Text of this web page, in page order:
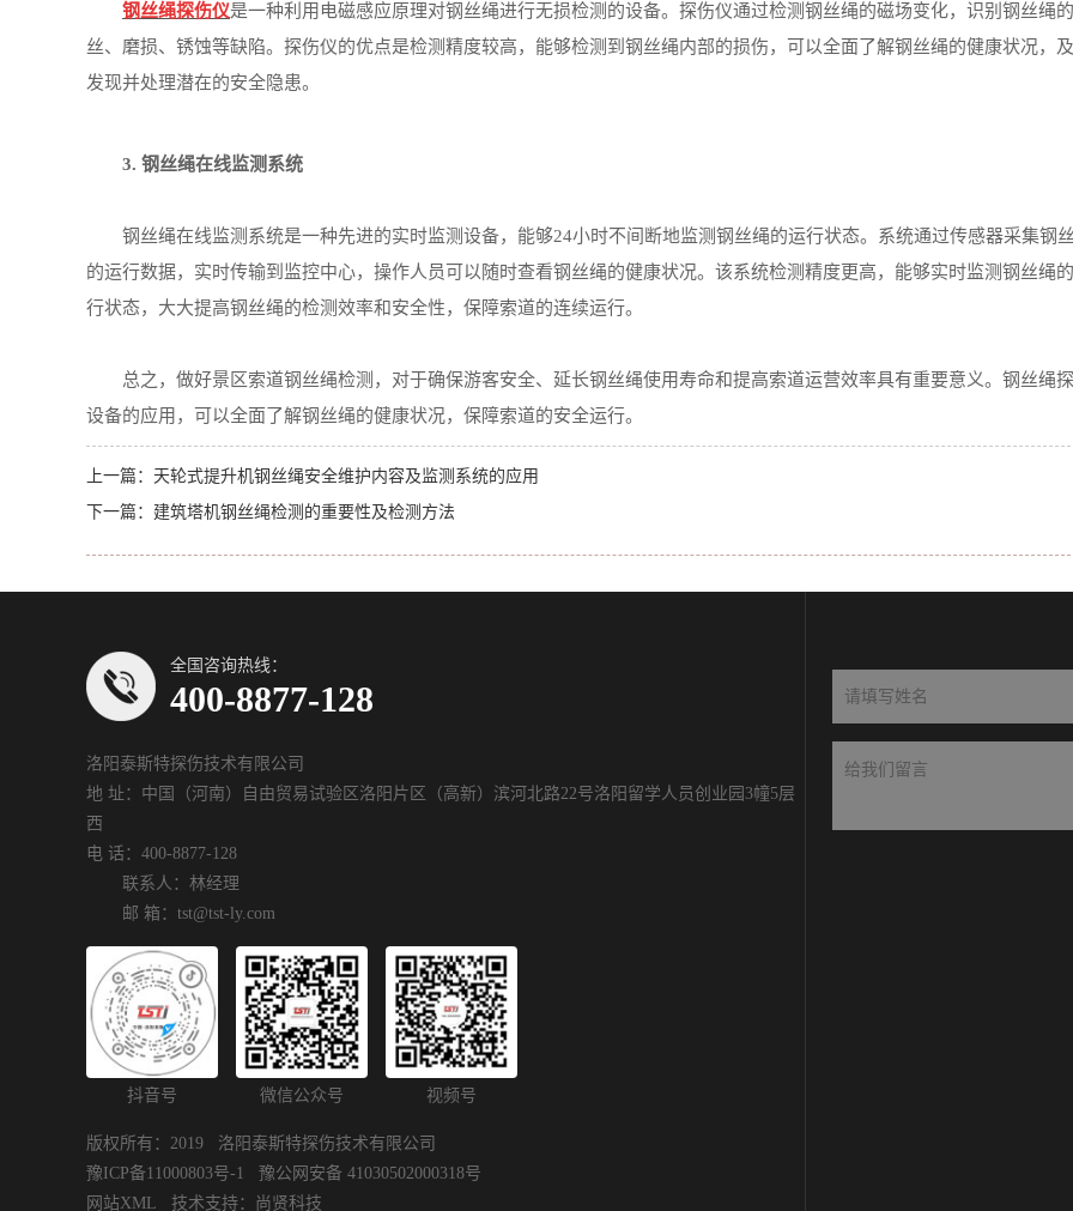
钢丝绳探伤仪是一种利用电磁感应原理对钢丝绳进行无损检测的设备。探伤仪通过检测钢丝绳的磁场变化，识别钢丝绳
丝、磨损、锈蚀等缺陷。探伤仪的优点是检测精度较高，能够检测到钢丝绳内部的损伤，可以全面了解钢丝绳的健康状况，
发现并处理潜在的安全隐患。
3. 钢丝绳在线监测系统
钢丝绳在线监测系统是一种先进的实时监测设备，能够24小时不间断地监测钢丝绳的运行状态。系统通过传感器采集钢
的运行数据，实时传输到监控中心，操作人员可以随时查看钢丝绳的健康状况。该系统检测精度更高，能够实时监测钢丝绳
行状态，大大提高钢丝绳的检测效率和安全性，保障索道的连续运行。
总之，做好景区索道钢丝绳检测，对于确保游客安全、延长钢丝绳使用寿命和提高索道运营效率具有重要意义。钢丝绳
设备的应用，可以全面了解钢丝绳的健康状况，保障索道的安全运行。
上一篇： 天轮式提升机钢丝绳安全维护内容及监测系统的应用
下一篇： 建筑塔机钢丝绳检测的重要性及检测方法
全国咨询热线：
400-8877-128
洛阳泰斯特探伤技术有限公司
地 址：中国（河南）自由贸易试验区洛阳片区（高新）滨河北路22号洛阳留学人员创业园3幢5层
西
电 话：400-8877-128
联系人：林经理
邮 箱：tst@tst-ly.com
抖音号 微信公众号 视频号
版权所有：2019 洛阳泰斯特探伤技术有限公司
豫ICP备11000803号-1
豫公网安备 41030502000318号
网站XML 技术支持： 尚贤科技